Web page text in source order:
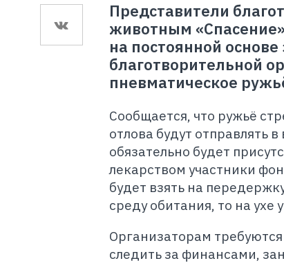
Представители
животным
на постоянной
благотворительной
пневматическое
Сообщается, что ружьё
отлова будут отправлять
обязательно будет
лекарством участники
будет взять на
среду обитания, то на ухе
Организаторам
следить за финансами,